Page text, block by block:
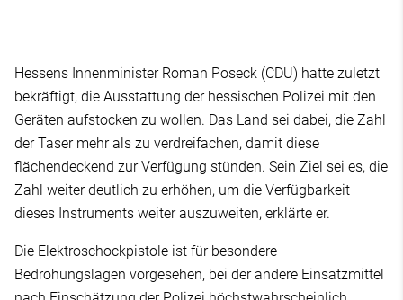
Hessens Innenminister Roman Poseck (CDU) hatte zuletzt
bekräftigt, die Ausstattung der hessischen Polizei mit den
Geräten aufstocken zu wollen. Das Land sei dabei, die Zahl
der Taser mehr als zu verdreifachen, damit diese
flächendeckend zur Verfügung stünden. Sein Ziel sei es, die
Zahl weiter deutlich zu erhöhen, um die Verfügbarkeit
dieses Instruments weiter auszuweiten, erklärte er.
Die Elektroschockpistole ist für besondere
Bedrohungslagen vorgesehen, bei der andere Einsatzmittel